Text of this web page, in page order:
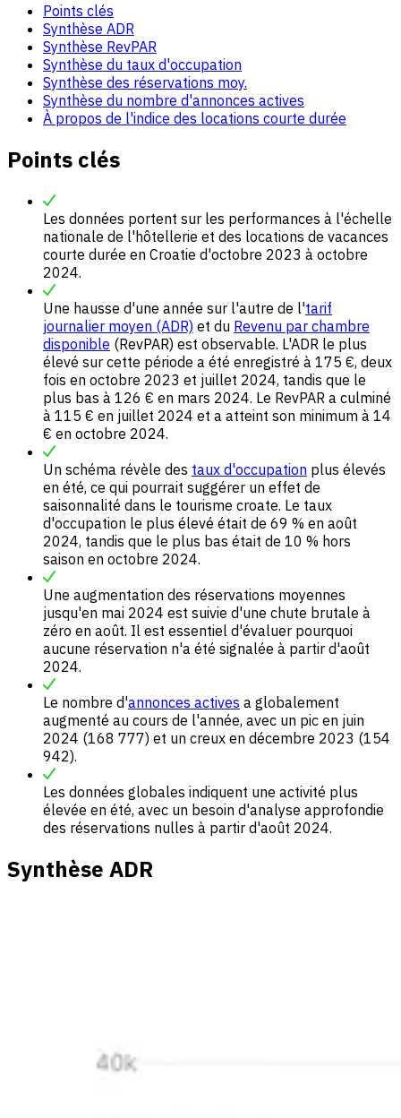
Points clés
Synthèse ADR
Synthèse RevPAR
Synthèse du taux d'occupation
Synthèse des réservations moy.
Synthèse du nombre d'annonces actives
À propos de l'indice des locations courte durée
Points clés
Les données portent sur les performances à l'échelle
nationale de l'hôtellerie et des locations de vacances
courte durée en Croatie d'octobre 2023 à octobre
2024.
Une hausse d'une année sur l'autre de l'tarif
journalier moyen (ADR) et du Revenu par chambre
disponible (RevPAR) est observable. L'ADR le plus
élevé sur cette période a été enregistré à 175 €, deux
fois en octobre 2023 et juillet 2024, tandis que le
plus bas à 126 € en mars 2024. Le RevPAR a culminé
à 115 € en juillet 2024 et a atteint son minimum à 14
€ en octobre 2024.
Un schéma révèle des taux d'occupation plus élevés
en été, ce qui pourrait suggérer un effet de
saisonnalité dans le tourisme croate. Le taux
d'occupation le plus élevé était de 69 % en août
2024, tandis que le plus bas était de 10 % hors
saison en octobre 2024.
Une augmentation des réservations moyennes
jusqu'en mai 2024 est suivie d'une chute brutale à
zéro en août. Il est essentiel d'évaluer pourquoi
aucune réservation n'a été signalée à partir d'août
2024.
Le nombre d'annonces actives a globalement
augmenté au cours de l'année, avec un pic en juin
2024 (168 777) et un creux en décembre 2023 (154
942).
Les données globales indiquent une activité plus
élevée en été, avec un besoin d'analyse approfondie
des réservations nulles à partir d'août 2024.
Synthèse ADR